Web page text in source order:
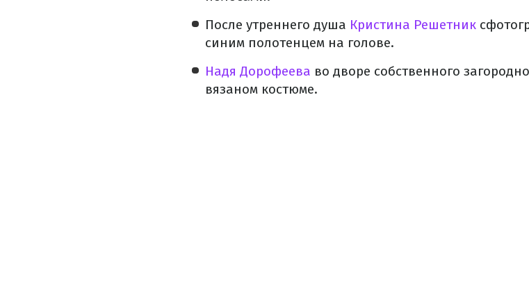
После утреннего душа Кристина Решетник
синим полотенцем на голове.
Надя Дорофеева во дворе собственного
вязаном костюме.